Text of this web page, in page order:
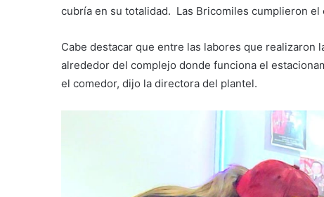
cubría en su totalidad. Las Bricomiles cumplieron
Cabe destacar que entre las labores que realizaron
alrededor del complejo donde funciona el
el comedor, dijo la directora del plantel.